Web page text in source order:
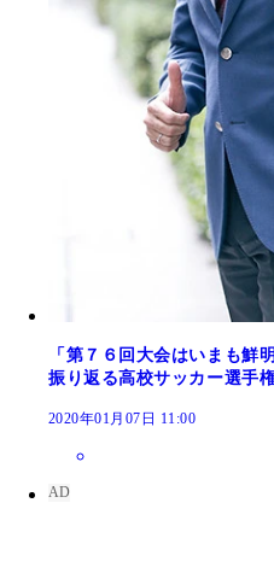
「第７６回大会はいまも鮮
振り返る高校サッカー選手
2020年01月07日 11:00